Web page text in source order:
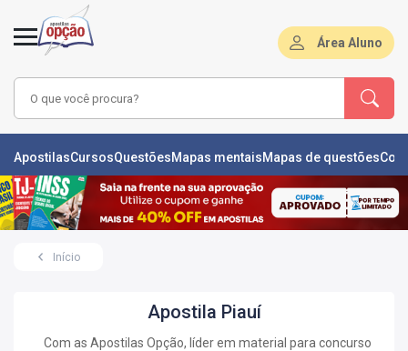
Área Aluno
ApostilasCursosQuestõesMapas mentaisMapas de questões
Início
Apostila Piauí
Com as Apostilas Opção, líder em material para concurso